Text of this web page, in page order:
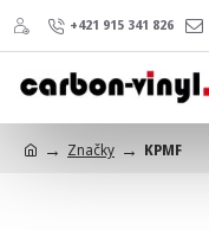
+421 915 341 826
Značky KPMF